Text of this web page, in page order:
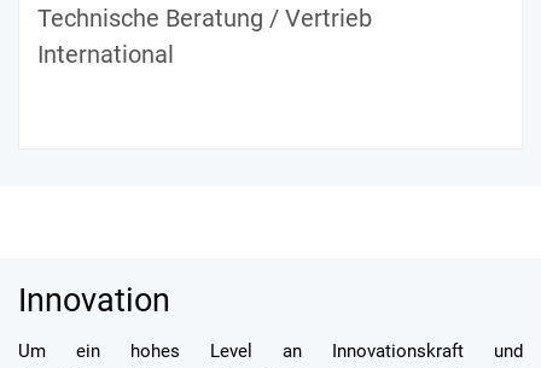
Technische Beratung / Vertrieb
International
Innovation
Um ein hohes Level an Innovationskraft und